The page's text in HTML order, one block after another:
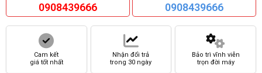
0908439666 0908439666
Cam kết
giá tốt nhất
Nhận đổi trả
trong 30 ngày
Bảo trì vĩnh viễn
trọn đời máy